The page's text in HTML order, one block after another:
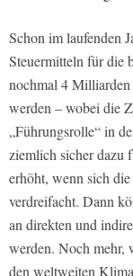
Schon im laufenden
Steuermitteln für die
nochmal 4
werden – wobei die
„Führungsrolle“ in
ziemlich sicher dazu
erhöht, wenn sich die
verdreifacht. Dann
an direkten und
werden. Noch mehr,
den weltweiten